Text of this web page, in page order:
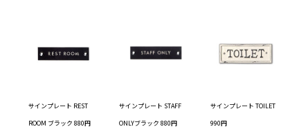
サインプレート REST
ROOM ブラック 880円
サインプレート STAFF
ONLYブラック 880円
サインプレート TOILET
990円